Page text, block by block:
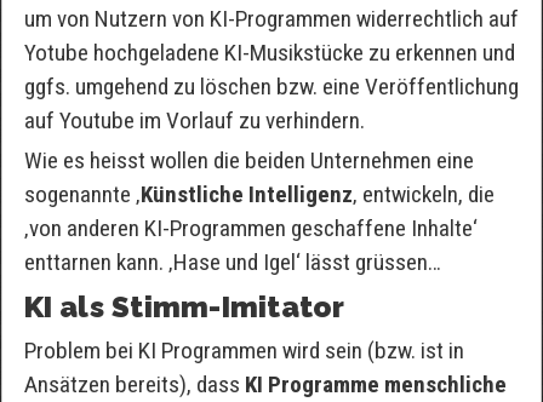
um von Nutzern von KI-Programmen widerrechtlich auf
Yotube hochgeladene KI-Musikstücke zu erkennen und
ggfs. umgehend zu löschen bzw. eine Veröffentlichung
auf Youtube im Vorlauf zu verhindern.
Wie es heisst wollen die beiden Unternehmen eine
sogenannte ‚Künstliche Intelligenz‚ entwickeln, die
‚von anderen KI-Programmen geschaffene Inhalte‘
enttarnen kann. ‚Hase und Igel‘ lässt grüssen…
KI als Stimm-Imitator
Problem bei KI Programmen wird sein (bzw. ist in
Ansätzen bereits), dass KI Programme menschliche